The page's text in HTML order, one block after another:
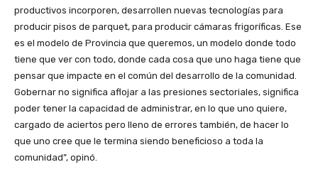
productivos incorporen, desarrollen nuevas tecnologías para
producir pisos de parquet, para producir cámaras frigoríficas. Ese
es el modelo de Provincia que queremos, un modelo donde todo
tiene que ver con todo, donde cada cosa que uno haga tiene que
pensar que impacte en el común del desarrollo de la comunidad.
Gobernar no significa aflojar a las presiones sectoriales, significa
poder tener la capacidad de administrar, en lo que uno quiere,
cargado de aciertos pero lleno de errores también, de hacer lo
que uno cree que le termina siendo beneficioso a toda la
comunidad”, opinó.